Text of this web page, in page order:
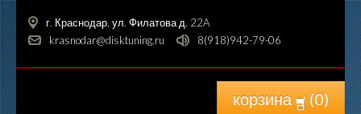
г. Краснодар, ул. Филатова д. 22A
krasnodar@disktuning.ru
8(918)942-79-06
корзина (0)